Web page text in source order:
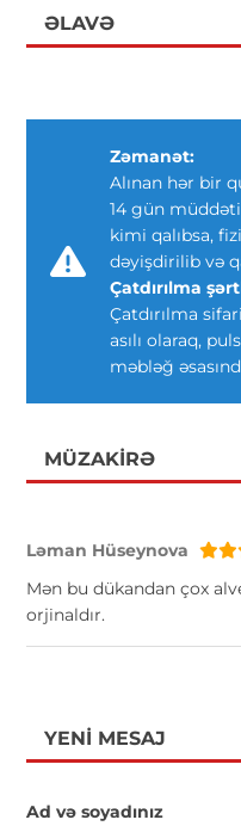
ƏLAVƏ
Zəmanət:
Alınan hər bir
14 gün
kimi qalıbsa,
dəyişdirilib və
Çatdırılma
Çatdırılma
asılı olaraq,
məbləğ
MÜZAKIRƏ
Ləman Hüseynova
Mən bu dükandan çox
orjinaldır.
YENI MESAJ
Ad və soyadınız